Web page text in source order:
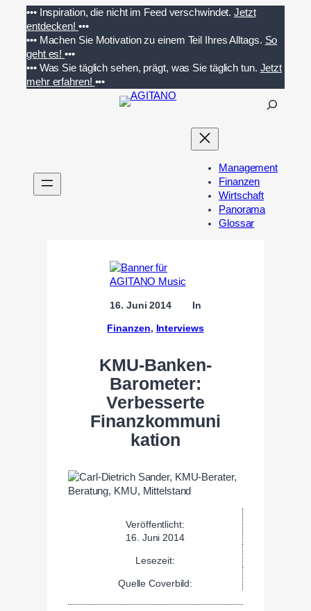
Inhalt
springen
••• Inspiration, die nicht im Feed verschwindet. Jetzt
entdecken! •••
••• Machen Sie Motivation zu einem Teil Ihres Alltags. So
geht es!•••
••• Was Sie täglich sehen, prägt, was Sie täglich tun. Jetzt
mehr erfahren! •••
n
Management
Finanzen
Wirtschaft
Panorama
Glossar
16. Juni 2014 In
Finanzen, Interviews
KMU-Banken-
Barometer:
Verbesserte
Finanzkommuni
kation
Veröffentlicht:
16. Juni 2014
Lesezeit:
Quelle Coverbild: